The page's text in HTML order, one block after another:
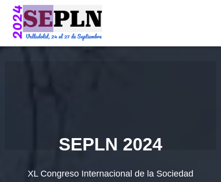
SEPLN 2024
XL Congreso Internacional de la Sociedad